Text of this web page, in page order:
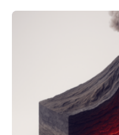
Domänen auf einem
einer raffinierten
Röntgenquelle zu
diese Partikel es den
könnten, winzige
Richtung als auch in
wahrzunehmen.
über den Ozean